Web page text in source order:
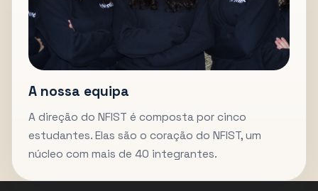
A nossa equipa
A direção do NFIST é composta por cinco
estudantes. Elas são o coração do NFIST, um
núcleo com mais de 40 integrantes.